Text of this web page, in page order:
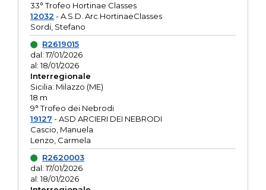
33° Trofeo Hortinae Classes
12032 - A.S.D. Arc.HortinaeClasses
Sordi, Stefano
R2619015
dal: 17/01/2026
al: 18/01/2026
Interregionale
Sicilia: Milazzo (ME)
18 m
9° Trofeo dei Nebrodi
19127 - ASD ARCIERI DEI NEBRODI
Cascio, Manuela
Lenzo, Carmela
R2620003
dal: 17/01/2026
al: 18/01/2026